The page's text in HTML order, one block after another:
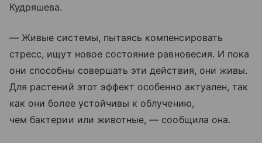
Кудряшева.
— Живые системы, пытаясь компенсировать
стресс, ищут новое состояние равновесия. И пока
они способны совершать эти действия, они живы.
Для растений этот эффект особенно актуален, так
как они более устойчивы к облучению,
чем бактерии или животные, — сообщила она.